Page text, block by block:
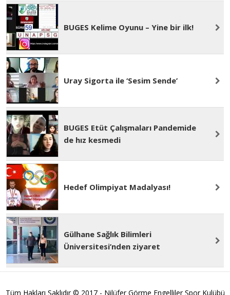
BUGES Kelime Oyunu – Yine bir ilk!
Uray Sigorta ile ‘Sesim Sende’
BUGES Etüt Çalışmaları Pandemide
de hız kesmedi
Hedef Olimpiyat Madalyası!
Gülhane Sağlık Bilimleri
Üniversitesi’nden ziyaret
Tüm Hakları Saklıdır © 2017 - Nilüfer Görme Engelliler Spor Kulübü